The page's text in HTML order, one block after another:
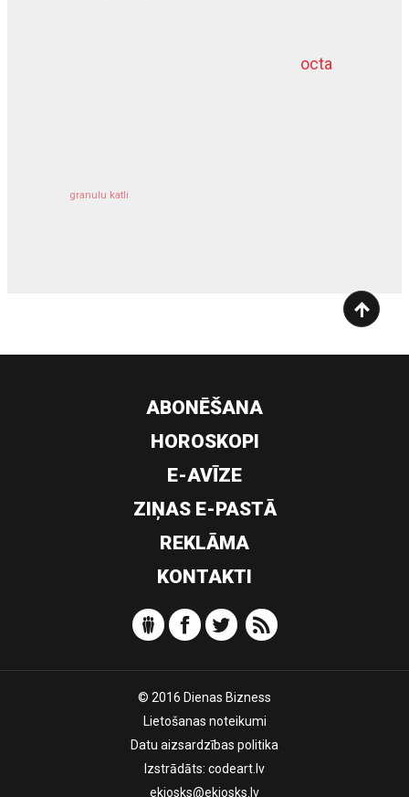
octa
granulu katli
dziļurbums
ABONĒŠANA
HOROSKOPI
E-AVĪZE
ZIŅAS E-PASTĀ
REKLĀMA
KONTAKTI
© 2016 Dienas Bizness
Lietošanas noteikumi
Datu aizsardzības politika
Izstrādāts: codeart.lv
ekiosks@ekiosks.lv